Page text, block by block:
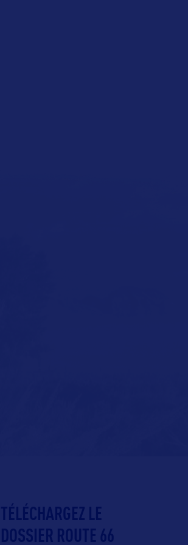
TÉLÉCHARGEZ LE
DOSSIER ROUTE 66